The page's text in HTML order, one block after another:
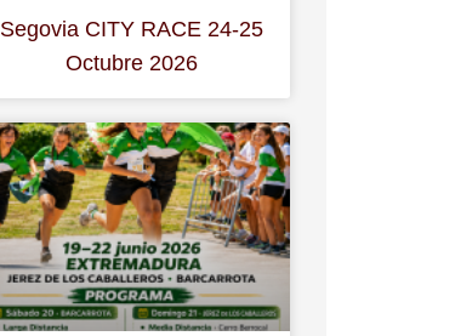
Segovia CITY RACE 24-25
Octubre 2026